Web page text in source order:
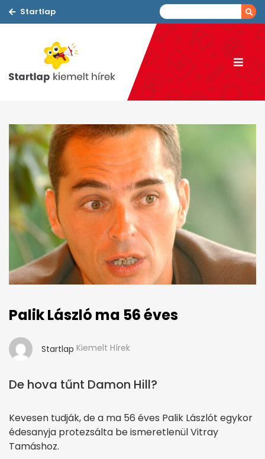
Startlap
Palik László ma 56 éves
Startlap Kiemelt Hírek
De hova tűnt Damon Hill?
Kevesen tudják, de a ma 56 éves Palik Lászlót egykor
édesanyja protezsálta be ismeretlenül Vitray
Tamáshoz.